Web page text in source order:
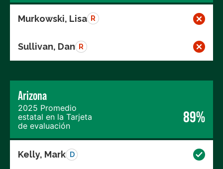
Murkowski, Lisa R
Sullivan, Dan R
Arizona
2025 Promedio
estatal en la Tarjeta
de evaluación
89%
Kelly, Mark D